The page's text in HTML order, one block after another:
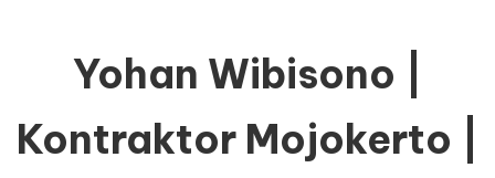
Yohan Wibisono |
Kontraktor Mojokerto |